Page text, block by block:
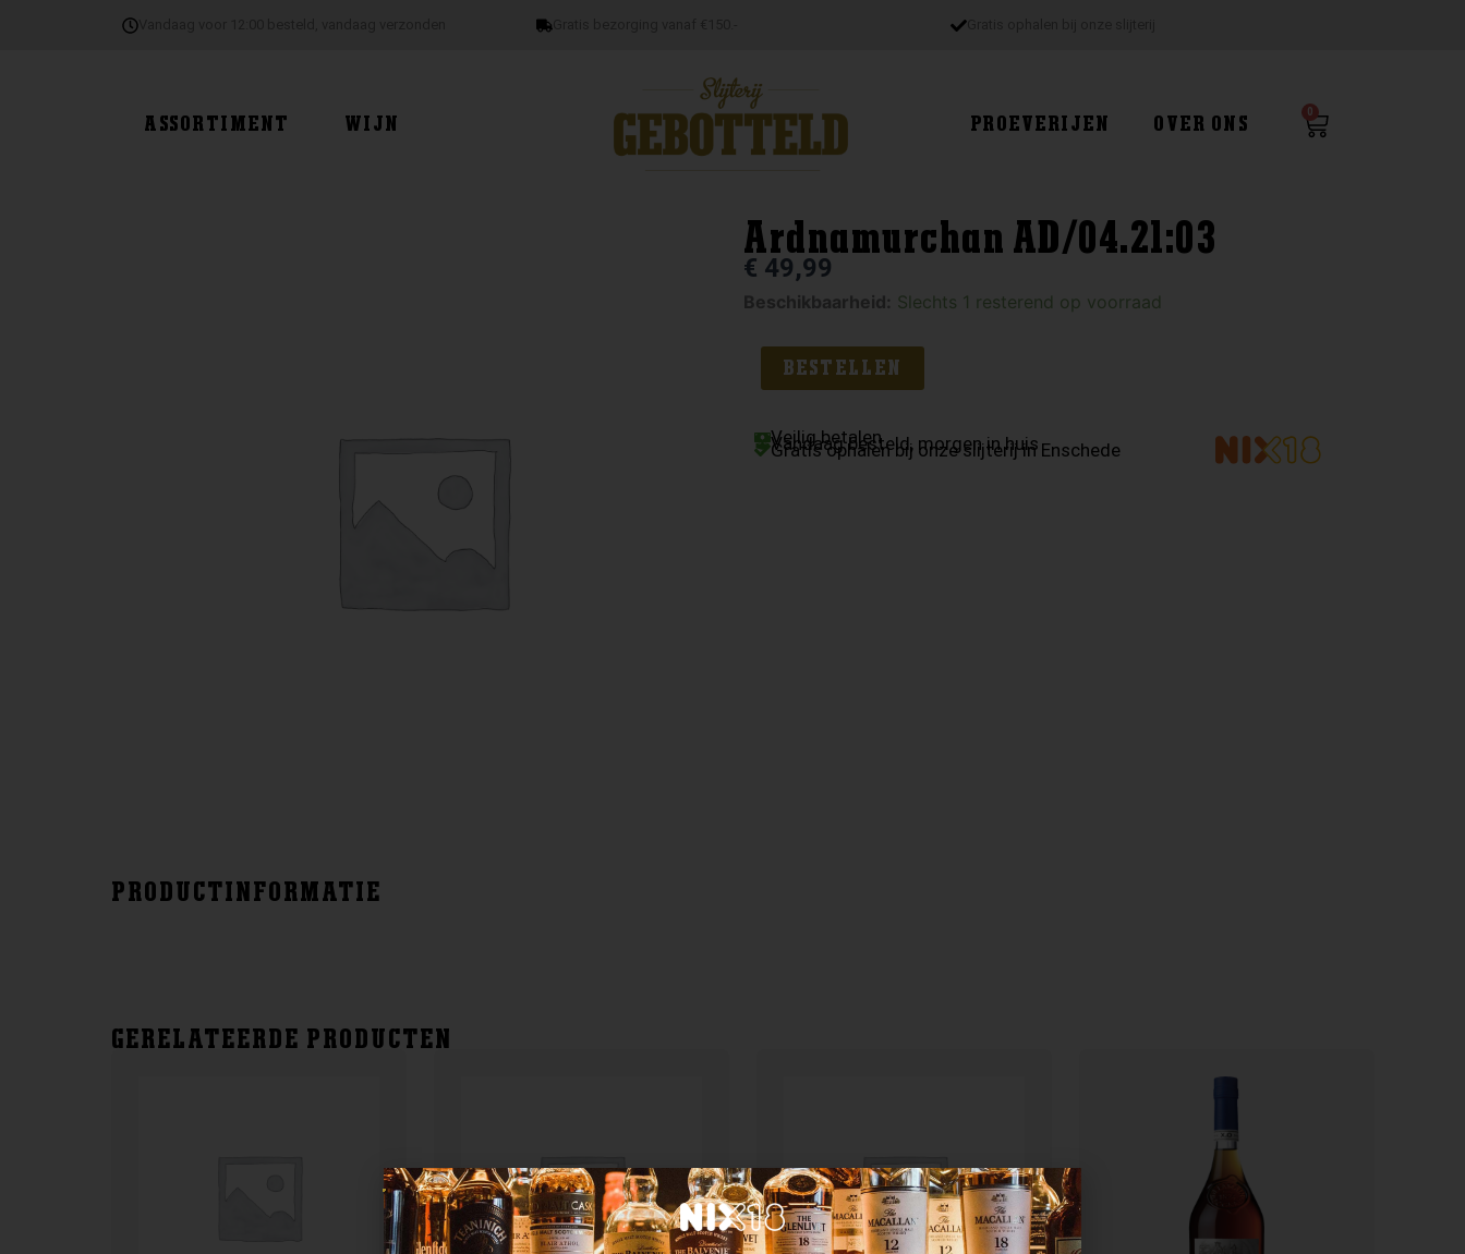
ASSORTIMENT WIJN PROEVERIJEN OVER ONS
0
Winkelwagen
Ardnamurchan AD/04.21:03
€ 49,99
Beschikbaarheid: Slechts 1 resterend op voorraad
Ardnamurchan
aantalBESTELLEN
Veilig betalen
Vandaag besteld, morgen in huis
Gratis ophalen bij onze slijterij in Enschede
PRODUCTINFORMATIE
GERELATEERDE PRODUCTEN